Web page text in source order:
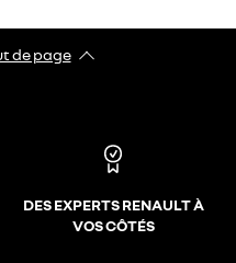
de page​
DES EXPERTS RENAULT À
VOS CÔTÉS